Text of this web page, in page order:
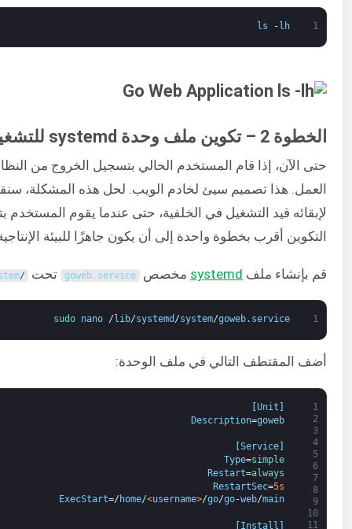
1
ls - lh
الخطوة 2 – تكوين ملف وحدة systemd للتشغيل في الخلفية
لإبقائه قيد التشغيل في الخلفية، حتى عندما يقوم
التكوين أقرب بخطوة واحدة إلى أن يكون جاهزًا للبيئة
قم بإنشاء ملف systemd مخصص goweb . service تحت /
1
sudo nano / lib/systemd /system/goweb. service
أضف المقتطف التالي في ملف الوحدة:
1
2
3
4
5
6
7
8
9
10
11
[
Unit
]
Description=goweb
Service
]
Type=simple
Restart=always
RestartSec=5s
ExecStart=/ home/<username>/go/go-web/main
Install